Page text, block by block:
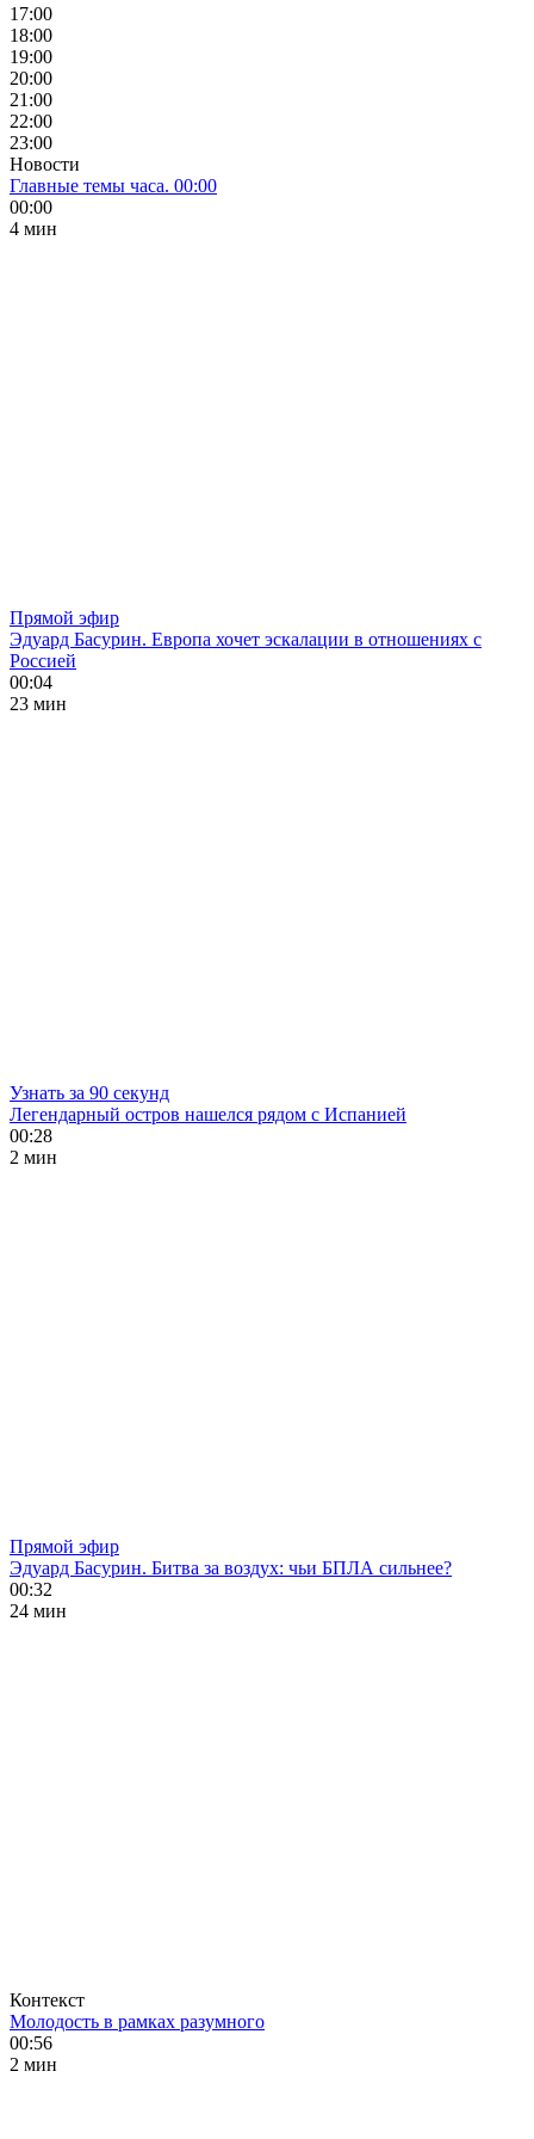
17:00
18:00
19:00
20:00
21:00
22:00
23:00
Новости
Главные темы часа. 00:00
00:00
4 мин
Прямой эфир
Эдуард Басурин. Европа хочет эскалации в отношениях с
Россией
00:04
23 мин
Узнать за 90 секунд
Легендарный остров нашелся рядом с Испанией
00:28
2 мин
Прямой эфир
Эдуард Басурин. Битва за воздух: чьи БПЛА сильнее?
00:32
24 мин
Контекст
Молодость в рамках разумного
00:56
2 мин